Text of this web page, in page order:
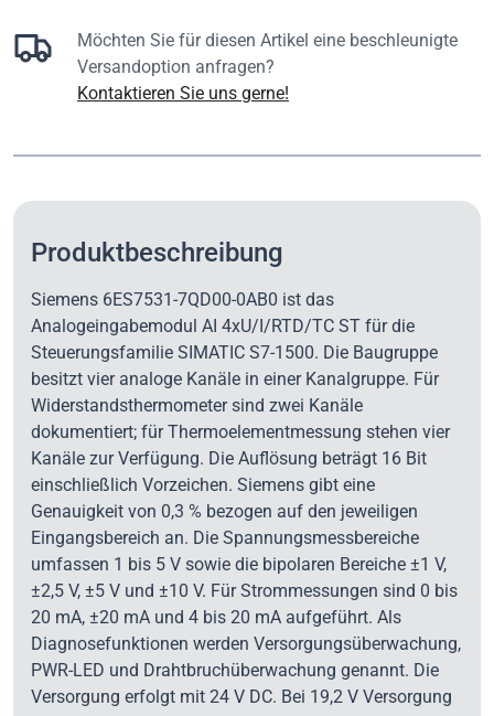
Möchten Sie für diesen Artikel eine beschleunigte
Versandoption anfragen?
Kontaktieren Sie uns gerne!
Produktbeschreibung
Siemens 6ES7531-7QD00-0AB0 ist das
Analogeingabemodul AI 4xU/I/RTD/TC ST für die
Steuerungsfamilie SIMATIC S7-1500. Die Baugruppe
besitzt vier analoge Kanäle in einer Kanalgruppe. Für
Widerstandsthermometer sind zwei Kanäle
dokumentiert; für Thermoelementmessung stehen vier
Kanäle zur Verfügung. Die Auflösung beträgt 16 Bit
einschließlich Vorzeichen. Siemens gibt eine
Genauigkeit von 0,3 % bezogen auf den jeweiligen
Eingangsbereich an. Die Spannungsmessbereiche
umfassen 1 bis 5 V sowie die bipolaren Bereiche ±1 V,
±2,5 V, ±5 V und ±10 V. Für Strommessungen sind 0 bis
20 mA, ±20 mA und 4 bis 20 mA aufgeführt. Als
Diagnosefunktionen werden Versorgungsüberwachung,
PWR-LED und Drahtbruchüberwachung genannt. Die
Versorgung erfolgt mit 24 V DC. Bei 19,2 V Versorgung